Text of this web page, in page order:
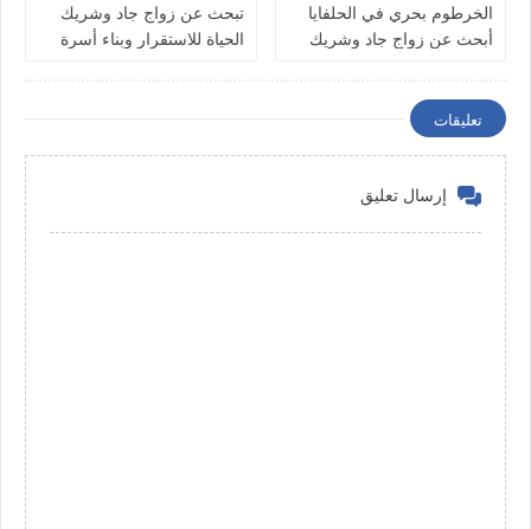
الخرطوم بحري في الحلفايا
أبحث عن زواج جاد وشريك
تبحث عن زواج جاد وشريك
الحياة للاستقرار وبناء أسرة
تعليقات
إرسال تعليق